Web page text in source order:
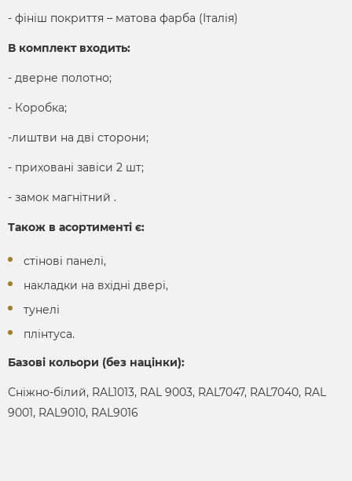
- фініш покриття – матова фарба (Італія)
В комплект входить:
- дверне полотно;
- Коробка;
-лиштви на дві сторони;
- приховані завіси 2 шт;
- замок магнітний .
Також в асортименті є:
стінові панелі,
накладки на вхідні двері,
тунелі
плінтуса.
Базові кольори (без націнки):
Сніжно-білий, RAL1013, RAL 9003, RAL7047, RAL7040, RAL
9001, RAL9010, RAL9016